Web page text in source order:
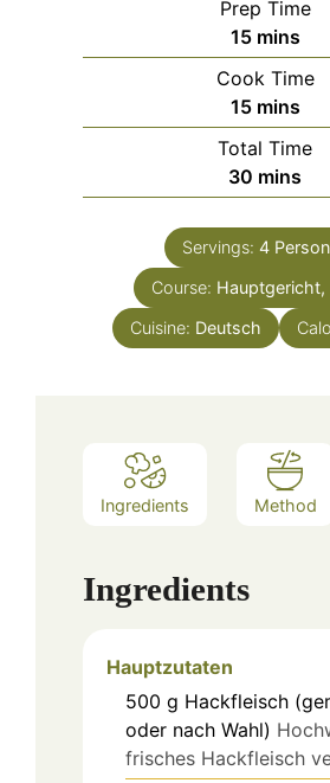
Prep Time
15minutes
mins
Cook Time
15minutes
mins
Total Time
30 minutes
mins
Servings: 4
Course: Hauptgericht,
Cuisine: Deutsch
Ingredients Method
Ingredients
Hauptzutaten
500 g Hackfleisch
oder nach Wahl)
frisches Hackfleisch